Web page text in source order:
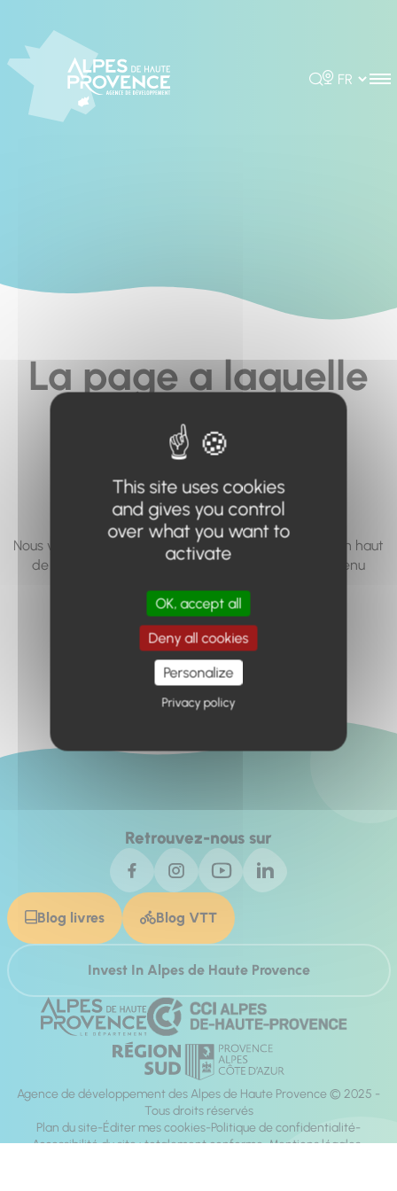
Rechercher
Choisir la
La page a laquelle
vous cherchez à
accéder n'existe
pas... ou plus.
Nous vous invitons à utiliser le moteur de recherche en haut
de page, ou à utiliser le menu pour trouver le contenu
Retour à l'accueil
Retrouvez-nous sur
Blog livres Blog VTT
Invest In Alpes de Haute Provence
Agence de développement des Alpes de Haute Provence © 2025 -
Tous droits réservés
Plan du site Éditer mes cookies Politique de confidentialité
Accessibilité du site : totalement conforme Mentions légales
This site uses cookies
and gives you control
over what you want to
activate
OK, accept all
Deny all cookies
Personalize
Privacy policy